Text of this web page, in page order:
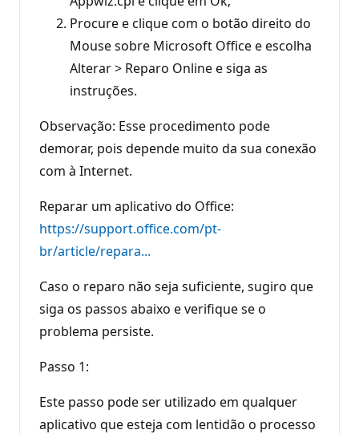
Procure e clique com o botão direito do
Mouse sobre Microsoft Office e escolha
Alterar > Reparo Online e siga as
instruções.
Observação: Esse procedimento pode
demorar, pois depende muito da sua conexão
com à Internet.
Reparar um aplicativo do Office:
https://support.office.com/pt-
br/article/repara...
Caso o reparo não seja suficiente, sugiro que
siga os passos abaixo e verifique se o
problema persiste.
Passo 1:
Este passo pode ser utilizado em qualquer
aplicativo que esteja com lentidão o processo